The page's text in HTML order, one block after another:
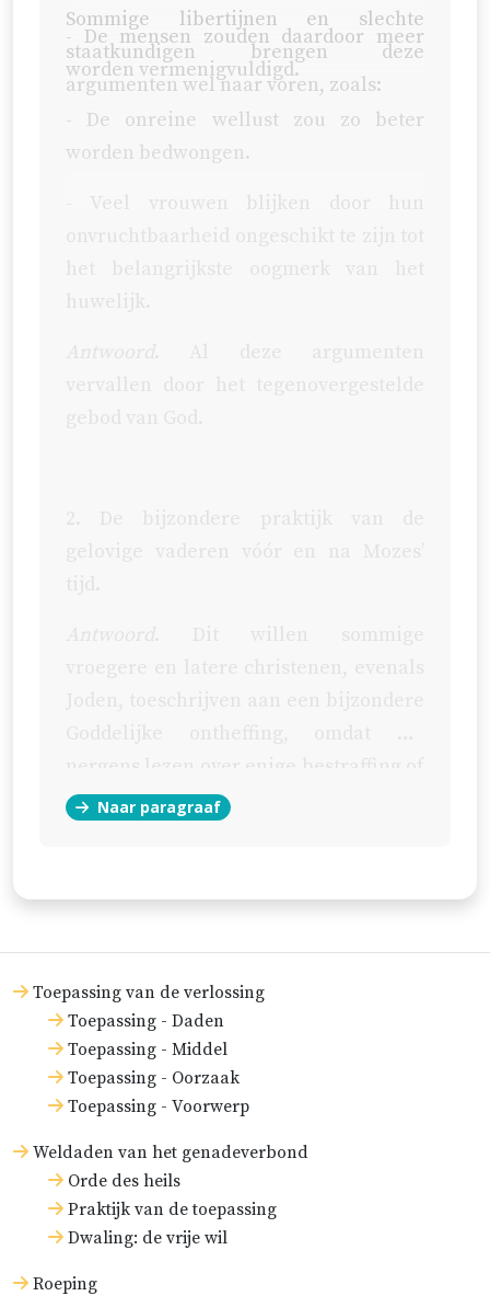
Toepassing van de verlossing
Toepassing - Daden
Toepassing - Middel
Toepassing - Oorzaak
Toepassing - Voorwerp
Weldaden van het genadeverbond
Orde des heils
Praktijk van de toepassing
Dwaling: de vrije wil
Roeping
Sommige libertijnen en slechte
staatkundigen brengen deze
argumenten wel naar voren, zoals:
- De mensen zouden daardoor meer
worden vermenigvuldigd.
- De onreine wellust zou zo beter
worden bedwongen.
- Veel vrouwen blijken door hun
berouw van hen daarover. Maar dat
niet altijd vermeld. Daarom oordelen
heeft dat echter om wijze en goede
redenen niet streng gestraft, en aldus
in Zijn voorzienigheid toegestaan dat
het gebeurde.
Naar paragraaf